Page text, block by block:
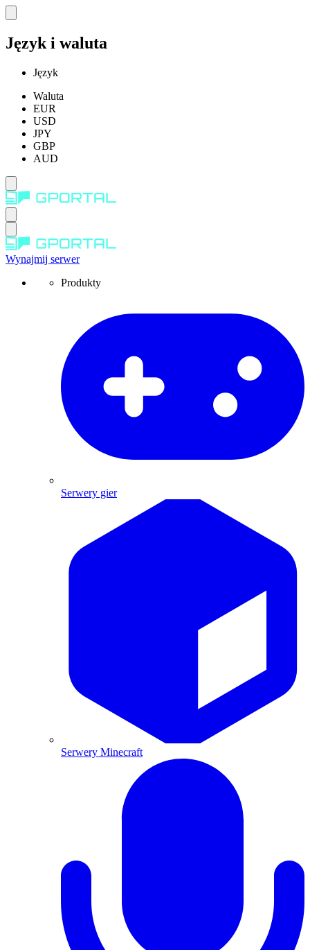
Język i waluta
Język
Waluta
EUR
USD
JPY
GBP
AUD
Wynajmij serwer
Produkty
Serwery gier
Serwery Minecraft